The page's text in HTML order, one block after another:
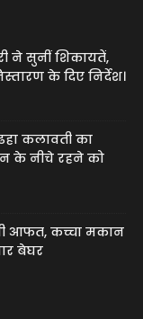
ने सुनीं शिकायतें,
के दिए निर्देश।
कलावती का
के नीचे रहने को
आफत, कच्चा मकान
बेघर